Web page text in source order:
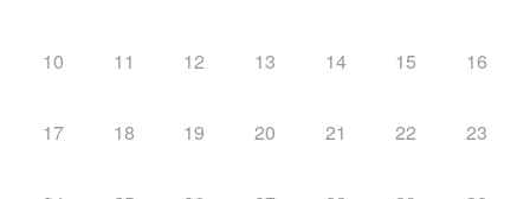
10 11 12 13 14 15 16
17 18 19 20 21 22 23